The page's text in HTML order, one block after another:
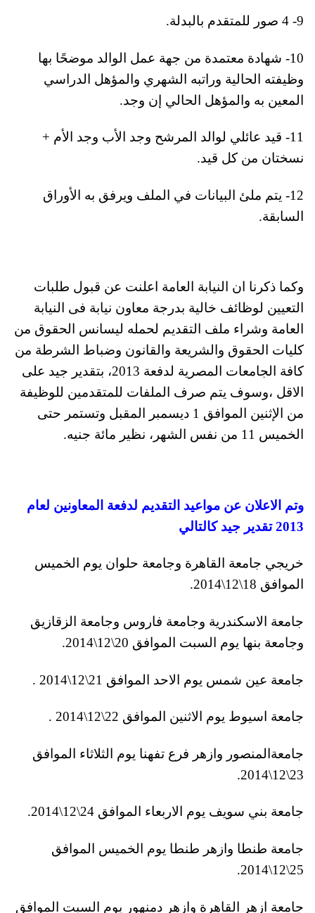
9- 4 صور للمتقدم بالبدلة.
10- شهادة معتمدة من جهة عمل الوالد موضحًا بها
وظيفته الحالية وراتبه الشهري والمؤهل الدراسي
المعين به والمؤهل الحالي إن وجد.
11- قيد عائلي لوالد المرشح وجد الأب وجد الأم +
نسختان من كل قيد.
12- يتم ملئ البيانات في الملف ويرفق به الأوراق
السابقة.
وكما ذكرنا ان النيابة العامة اعلنت عن قبول طلبات
التعيين لوظائف خالية بدرجة معاون نيابة فى النيابة
العامة وشراء ملف التقديم لحمله ليسانس الحقوق من
كليات الحقوق والشريعة والقانون وضباط الشرطة من
كافة الجامعات المصرية لدفعة 2013، بتقدير جيد على
الاقل ،وسوف يتم صرف الملفات للمتقدمين للوظيفة
من الإثنين الموافق 1 ديسمبر المقبل وتستمر حتى
الخميس 11 من نفس الشهر، نظير مائة جنيه.
وتم الاعلان عن مواعيد التقديم لدفعة المعاونين لعام
2013 تقدير جيد كالتالي
خريجي جامعة القاهرة وجامعة حلوان يوم الخميس
الموافق 18\12\2014.
جامعة الاسكندرية وجامعة فاروس وجامعة الزقازيق
وجامعة بنها يوم السبت الموافق 20\12\2014.
جامعة عين شمس يوم الاحد الموافق 21\12\2014 .
جامعة اسيوط يوم الاثنين الموافق 22\12\2014 .
جامعةالمنصور وازهر فرع تفهنا يوم الثلاثاء الموافق
23\12\2014.
جامعة بني سويف يوم الاربعاء الموافق 24\12\2014.
جامعة طنطا وازهر طنطا يوم الخميس الموافق
25\12\2014.
جامعة ازهر القاهرة وازهر دمنهور يوم السبت الموافق